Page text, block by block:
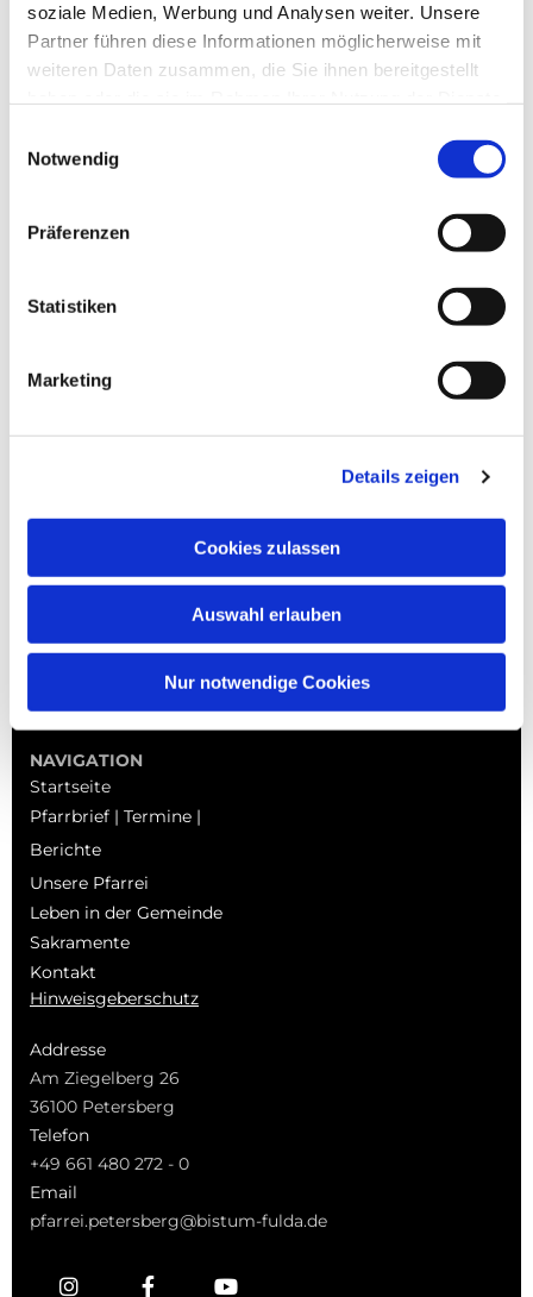
soziale Medien, Werbung und Analysen weiter. Unsere
Partner führen diese Informationen möglicherweise mit
weiteren Daten zusammen, die Sie ihnen bereitgestellt
Notwendig
Präferenzen
Statistiken
Marketing
Details zeigen
Cookies zulassen
Auswahl erlauben
Nur notwendige Cookies
Dies könnte Sie auch
interessieren
NAVIGATION
Startseite
Pfarrbrief | Termine |
Berichte
Unsere Pfarrei
Leben in der Gemeinde
Sakramente
Kontakt
Hinweisgeberschutz
Addresse
Am Ziegelberg 26
36100 Petersberg
Telefon
+49 661 480 272 - 0
Email
pfarrei.petersberg@bistum-fulda.de